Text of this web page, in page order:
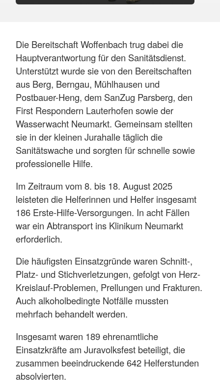
Die Bereitschaft Woffenbach trug dabei die
Hauptverantwortung für den Sanitätsdienst.
Unterstützt wurde sie von den Bereitschaften
aus Berg, Berngau, Mühlhausen und
Postbauer-Heng, dem SanZug Parsberg, den
First Respondern Lauterhofen sowie der
Wasserwacht Neumarkt. Gemeinsam stellten
sie in der kleinen Jurahalle täglich die
Sanitätswache und sorgten für schnelle sowie
professionelle Hilfe.
Im Zeitraum vom 8. bis 18. August 2025
leisteten die Helferinnen und Helfer insgesamt
186 Erste-Hilfe-Versorgungen. In acht Fällen
war ein Abtransport ins Klinikum Neumarkt
erforderlich.
Die häufigsten Einsatzgründe waren Schnitt-,
Platz- und Stichverletzungen, gefolgt von Herz-
Kreislauf-Problemen, Prellungen und Frakturen.
Auch alkoholbedingte Notfälle mussten
mehrfach behandelt werden.
Insgesamt waren 189 ehrenamtliche
Einsatzkräfte am Juravolksfest beteiligt, die
zusammen beeindruckende 642 Helferstunden
absolvierten.